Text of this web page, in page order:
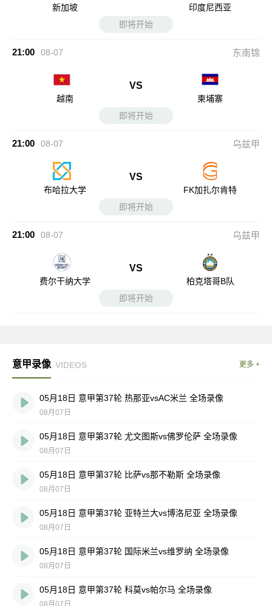
新加坡
印度尼西亚
即将开始
21:00 08-07 东南锦
越南
VS
柬埔寨
即将开始
21:00 08-07 乌兹甲
布哈拉大学
VS
FK加扎尔肯特
即将开始
21:00 08-07 乌兹甲
费尔干纳大学
VS
柏克塔哥B队
即将开始
意甲录像 VIDEOS 更多 +
05月18日 意甲第37轮 热那亚vsAC米兰 全场录像
08月07日
05月18日 意甲第37轮 尤文图斯vs佛罗伦萨 全场录像
08月07日
05月18日 意甲第37轮 比萨vs那不勒斯 全场录像
08月07日
05月18日 意甲第37轮 亚特兰大vs博洛尼亚 全场录像
08月07日
05月18日 意甲第37轮 国际米兰vs维罗纳 全场录像
08月07日
05月18日 意甲第37轮 科莫vs帕尔马 全场录像
08月07日